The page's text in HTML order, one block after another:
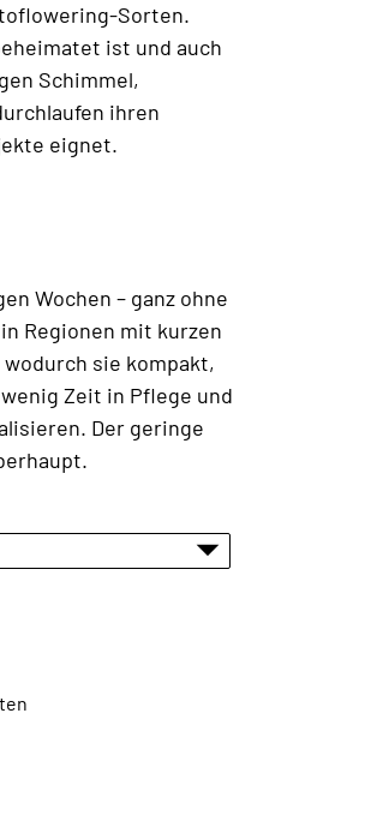
Sorten.
ist und auch
Schimmel,
ihren
eignet.
Wochen – ganz ohne
Regionen mit kurzen
sie kompakt,
Zeit in Pflege und
Der geringe